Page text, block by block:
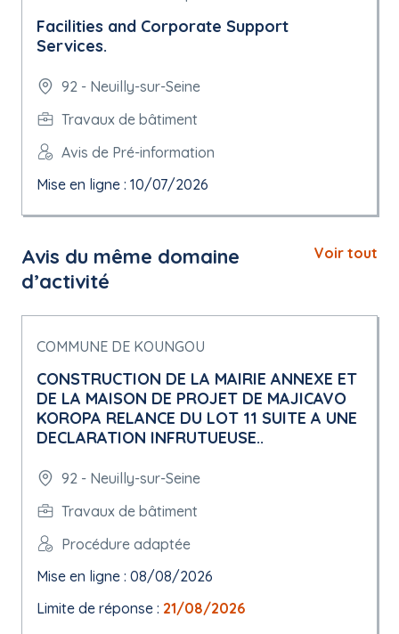
Facilities and Corporate Support
Services.
92 - Neuilly-sur-Seine
Travaux de bâtiment
Avis de Pré-information
Mise en ligne : 10/07/2026
Avis du même domaine
d’activité
Voir tout
COMMUNE DE KOUNGOU
CONSTRUCTION DE LA MAIRIE ANNEXE ET
DE LA MAISON DE PROJET DE MAJICAVO
KOROPA RELANCE DU LOT 11 SUITE A UNE
DECLARATION INFRUTUEUSE..
92 - Neuilly-sur-Seine
Travaux de bâtiment
Procédure adaptée
Mise en ligne : 08/08/2026
Limite de réponse : 21/08/2026